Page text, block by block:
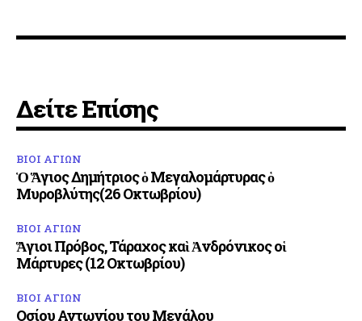
Δείτε Επίσης
ΒΙΟΙ ΑΓΙΩΝ
Ὁ Ἅγιος Δημήτριος ὁ Μεγαλομάρτυρας ὁ
Μυροβλύτης(26 Οκτωβρίου)
ΒΙΟΙ ΑΓΙΩΝ
Ἅγιοι Πρόβος, Τάραχος καὶ Ἀνδρόνικος οἱ
Μάρτυρες (12 Οκτωβρίου)
ΒΙΟΙ ΑΓΙΩΝ
Οσίου Αντωνίου του Μεγάλου